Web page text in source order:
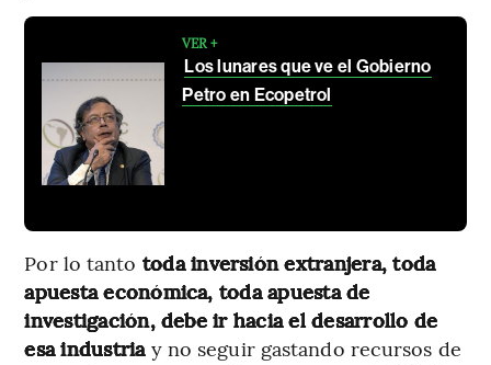
VER +
Los lunares que ve el Gobierno
Petro en Ecopetrol
Por lo tanto toda inversión extranjera, toda
apuesta económica, toda apuesta de
investigación, debe ir hacia el desarrollo de
esa industriay no seguir gastando recursos de